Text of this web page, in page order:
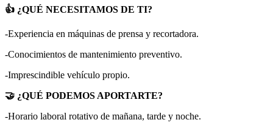
👍 ¿QUÉ NECESITAMOS DE TI?
-Experiencia en máquinas de prensa y recortadora.
-Conocimientos de mantenimiento preventivo.
-Imprescindible vehículo propio.
🤝 ¿QUÉ PODEMOS APORTARTE?
-Horario laboral rotativo de mañana, tarde y noche.